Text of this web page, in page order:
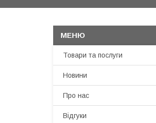
Товари та послуги
Новини
Про нас
Відгуки